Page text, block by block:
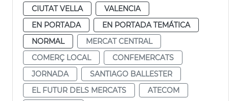
CIUTAT VELLA
VALENCIA
EN PORTADA
EN PORTADA TEMÁTICA
NORMAL
MERCAT CENTRAL
COMERÇ LOCAL
CONFEMERCATS
JORNADA
SANTIAGO BALLESTER
EL FUTUR DELS MERCATS
ATECOM